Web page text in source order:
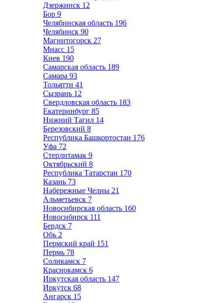
Дзержинск 12
Бор 9
Челябинская область 196
Челябинск 90
Магнитогорск 27
Миасс 15
Киев 190
Самарская область 189
Самара 93
Тольятти 41
Сызрань 12
Свердловская область 183
Екатеринбург 85
Нижний Тагил 14
Березовский 8
Республика Башкортостан 176
Уфа 72
Стерлитамак 9
Октябрьский 8
Республика Татарстан 170
Казань 73
Набережные Челны 21
Альметьевск 7
Новосибирская область 160
Новосибирск 111
Бердск 7
Обь 2
Пермский край 151
Пермь 78
Соликамск 7
Краснокамск 6
Иркутская область 147
Иркутск 68
Ангарск 15